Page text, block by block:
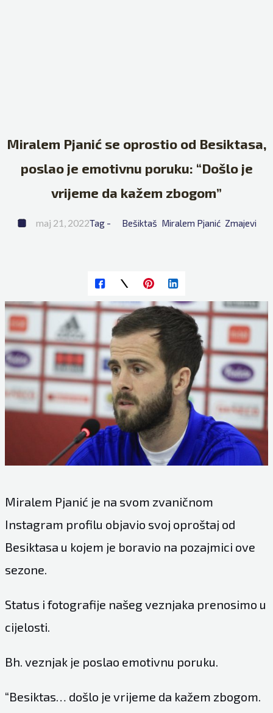
Miralem Pjanić se oprostio od Besiktasa,
poslao je emotivnu poruku: “Došlo je
vrijeme da kažem zbogom”
maj 21, 2022Tag - Bešiktaš Miralem Pjanić Zmajevi
Miralem Pjanić je na svom zvaničnom
Instagram profilu objavio svoj oproštaj od
Besiktasa u kojem je boravio na pozajmici ove
sezone.
Status i fotografije našeg veznjaka prenosimo u
cijelosti.
Bh. veznjak je poslao emotivnu poruku.
“Besiktas… došlo je vrijeme da kažem zbogom.